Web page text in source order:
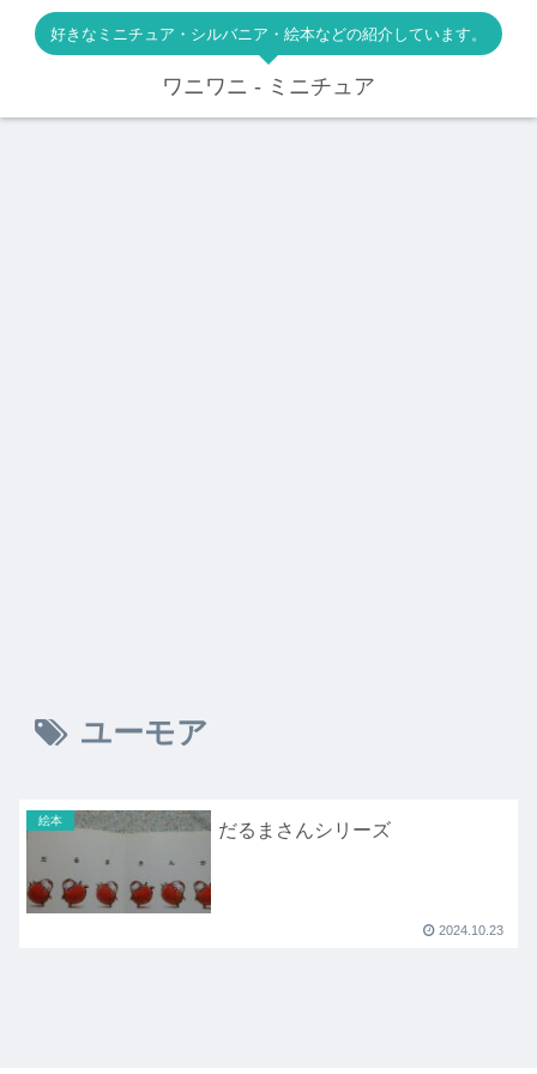
好きなミニチュア・シルバニア・絵本などの紹介しています。
ワニワニ - ミニチュア
ユーモア
絵本 だるまさんシリーズ
2024.10.23